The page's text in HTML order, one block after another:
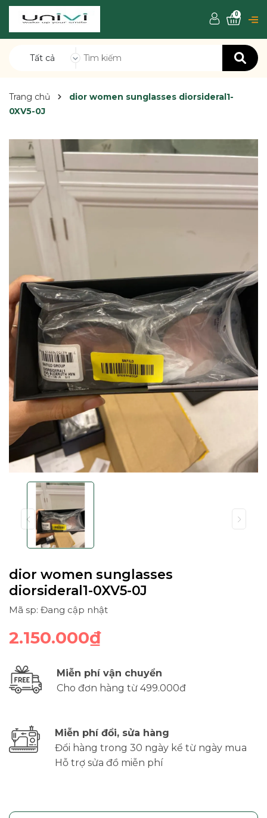
Tất cả
0
Trang chủ
dior women sunglasses diorsideral1-
0XV5-0J
dior women sunglasses
diorsideral1-0XV5-0J
Mã sp: Đang cập nhật
2.150.000₫
Miễn phí vận chuyển
Cho đơn hàng từ 499.000đ
Miễn phí đổi, sửa hàng
Đổi hàng trong 30 ngày kể từ ngày mua
Hỗ trợ sửa đồ miễn phí